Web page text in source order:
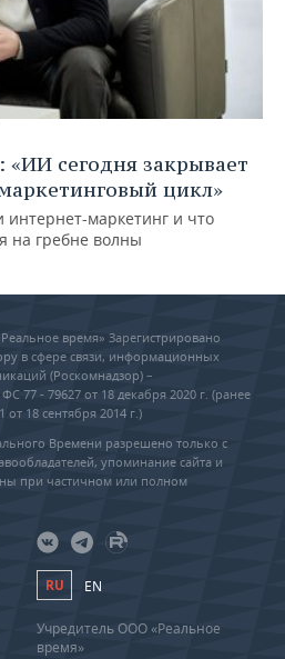
сегодня закрывает
цикл»
маркетинг и что
на гребне волны
время» Зарегистрировано
в сфере связи, информационных
(Роскомнадзор) –
77 - 79627 от 18 декабря 2020 г. (ранее
18 сентября 2014 г.)
Времени разрешено только с
упоминание сайта и
при частичном или полном
RU EN
Учредитель ООО «Реальное
время»